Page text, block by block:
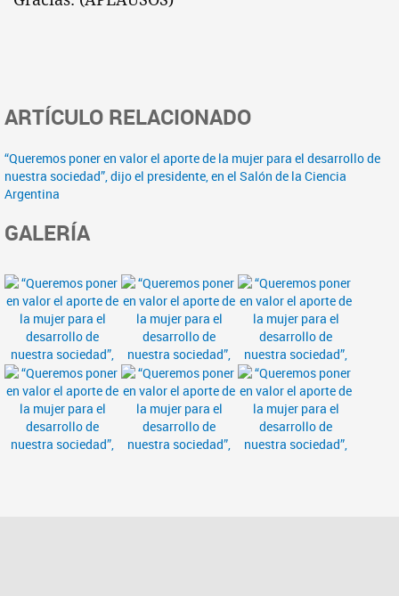
ARTÍCULO RELACIONADO
“Queremos poner en valor el aporte de la mujer para el desarrollo de
nuestra sociedad”, dijo el presidente, en el Salón de la Ciencia
Argentina
GALERÍA